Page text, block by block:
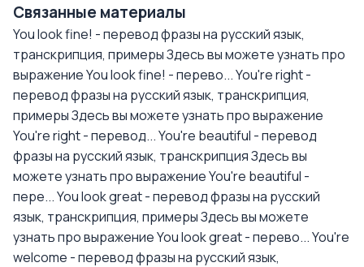
Связанные материалы
You look fine! - перевод фразы на русский язык,
транскрипция, примерыЗдесь вы можете узнать про
выражение You look fine! - перево...You're right -
перевод фразы на русский язык, транскрипция,
примерыЗдесь вы можете узнать про выражение
You're right - перевод...You're beautiful - перевод
фразы на русский язык, транскрипцияЗдесь вы
можете узнать про выражение You're beautiful -
пере...You look great - перевод фразы на русский
язык, транскрипция, примерыЗдесь вы можете
узнать про выражение You look great - перево...You're
welcome - перевод фразы на русский язык,